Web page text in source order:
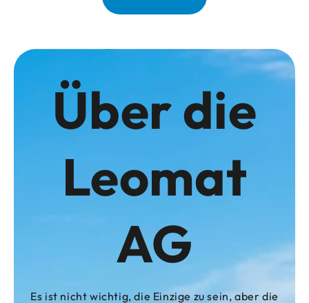
Über die
Leomat
AG
Es ist nicht wichtig, die Einzige zu sein, aber die